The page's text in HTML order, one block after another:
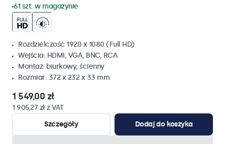
61 szt. w magazynie
Rozdzielczość 1920 x 1080 (Full HD)
Wejścia: HDMI, VGA, BNC, RCA
Montaż: biurkowy, ścienny
Rozmiar: 372 x 232 x 33 mm
1 549,00 zł
1 905,27 zł z VAT
Szczegóły
Dodaj do koszyka